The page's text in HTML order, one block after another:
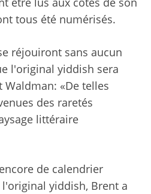
tous été numérisés.
réjouiront sans aucun
l'original yiddish sera
«De telles
des raretés
littéraire
de calendrier
yiddish, Brent a